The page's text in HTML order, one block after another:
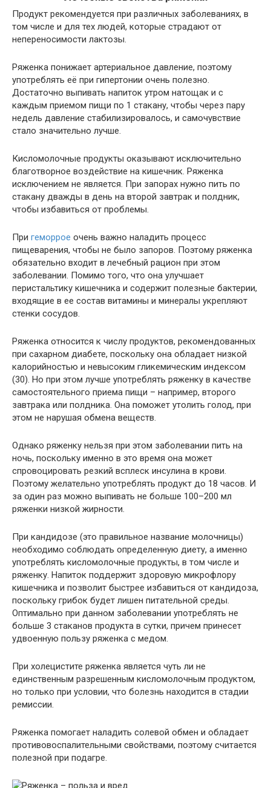
Продукт рекомендуется при различных заболеваниях, в
том числе и для тех людей, которые страдают от
непереносимости лактозы.
Ряженка понижает артериальное давление, поэтому
употреблять её при гипертонии очень полезно.
Достаточно выпивать напиток утром натощак и с
каждым приемом пищи по 1 стакану, чтобы через пару
недель давление стабилизировалось, и самочувствие
стало значительно лучше.
Кисломолочные продукты оказывают исключительно
благотворное воздействие на кишечник. Ряженка
исключением не является. При запорах нужно пить по
стакану дважды в день на второй завтрак и полдник,
чтобы избавиться от проблемы.
При геморрое очень важно наладить процесс
пищеварения, чтобы не было запоров. Поэтому ряженка
обязательно входит в лечебный рацион при этом
заболевании. Помимо того, что она улучшает
перистальтику кишечника и содержит полезные бактерии,
входящие в ее состав витамины и минералы укрепляют
стенки сосудов.
Ряженка относится к числу продуктов, рекомендованных
при сахарном диабете, поскольку она обладает низкой
калорийностью и невысоким гликемическим индексом
(30). Но при этом лучше употреблять ряженку в качестве
самостоятельного приема пищи – например, второго
завтрака или полдника. Она поможет утолить голод, при
этом не нарушая обмена веществ.
Однако ряженку нельзя при этом заболевании пить на
ночь, поскольку именно в это время она может
спровоцировать резкий всплеск инсулина в крови.
Поэтому желательно употреблять продукт до 18 часов. И
за один раз можно выпивать не больше 100–200 мл
ряженки низкой жирности.
При кандидозе (это правильное название молочницы)
необходимо соблюдать определенную диету, а именно
употреблять кисломолочные продукты, в том числе и
ряженку. Напиток поддержит здоровую микрофлору
кишечника и позволит быстрее избавиться от кандидоза,
поскольку грибок будет лишен питательной среды.
Оптимально при данном заболевании употреблять не
больше 3 стаканов продукта в сутки, причем принесет
удвоенную пользу ряженка с медом.
При холецистите ряженка является чуть ли не
единственным разрешенным кисломолочным продуктом,
но только при условии, что болезнь находится в стадии
ремиссии.
Ряженка помогает наладить солевой обмен и обладает
противовоспалительными свойствами, поэтому считается
полезной при подагре.